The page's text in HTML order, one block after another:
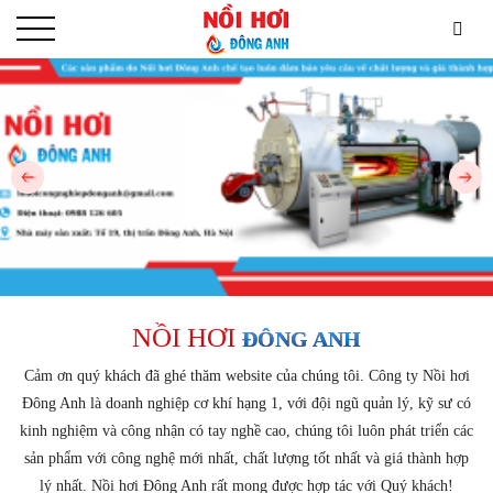
NỒI HƠI ĐÔNG ANH
Cảm ơn quý khách đã ghé thăm website của chúng tôi. Công ty Nồi hơi
Đông Anh là doanh nghiệp cơ khí hạng 1, với đội ngũ quản lý, kỹ sư có
kinh nghiệm và công nhận có tay nghề cao, chúng tôi luôn phát triển các
sản phẩm với công nghệ mới nhất, chất lượng tốt nhất và giá thành hợp
lý nhất. Nồi hơi Đông Anh rất mong được hợp tác với Quý khách!